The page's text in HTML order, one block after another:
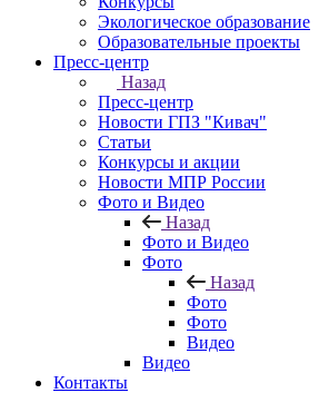
Экологическое образование
Образовательные проекты
Пресс-центр
Назад
Пресс-центр
Новости ГПЗ "Кивач"
Статьи
Конкурсы и акции
Новости МПР России
Фото и Видео
Назад
Фото и Видео
Фото
Назад
Фото
Фото
Видео
Видео
Контакты